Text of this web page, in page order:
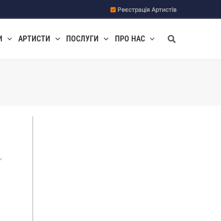
Реєстрація Артистів
АРТИСТИ ПОСЛУГИ ПРО НАС Пошук